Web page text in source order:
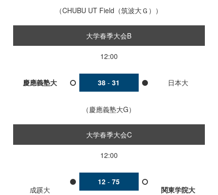
CHUBU UT Field（筑波大Ｇ）
大学春季大会B
12:00
慶應義塾大 38 - 31 日本大
慶應義塾大G
大学春季大会C
12:00
成蹊大
12 - 75
関東学院大